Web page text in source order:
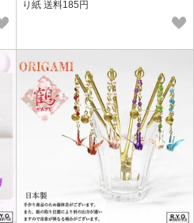
り紙 送料185円